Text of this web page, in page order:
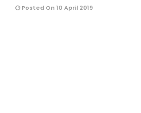
Posted On 10 April 2019